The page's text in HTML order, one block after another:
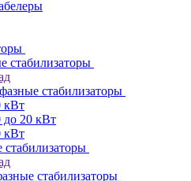
стабилизаторы
стабилизаторы
кВт
до 20 кВт
кВт
стабилизаторы
стабилизаторы